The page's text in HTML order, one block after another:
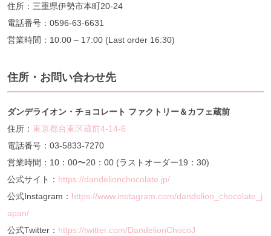
住所：三重県伊勢市本町20-24
電話番号：0596-63-6631
営業時間：10:00 – 17:00 (Last order 16:30)
住所・お問い合わせ先
ダンデライオン・チョコレート ファクトリー＆カフェ蔵前
住所： 東京都台東区蔵前4-14-6
電話番号：03-5833-7270
営業時間：10：00〜20：00 (ラストオーダー19：30)
公式サイト： https://dandelionchocolate.jp/
公式Instagram： https://www.instagram.com/dandelion_chocolate_j
apan/
公式Twitter： https://twitter.com/DandelionChocoJ